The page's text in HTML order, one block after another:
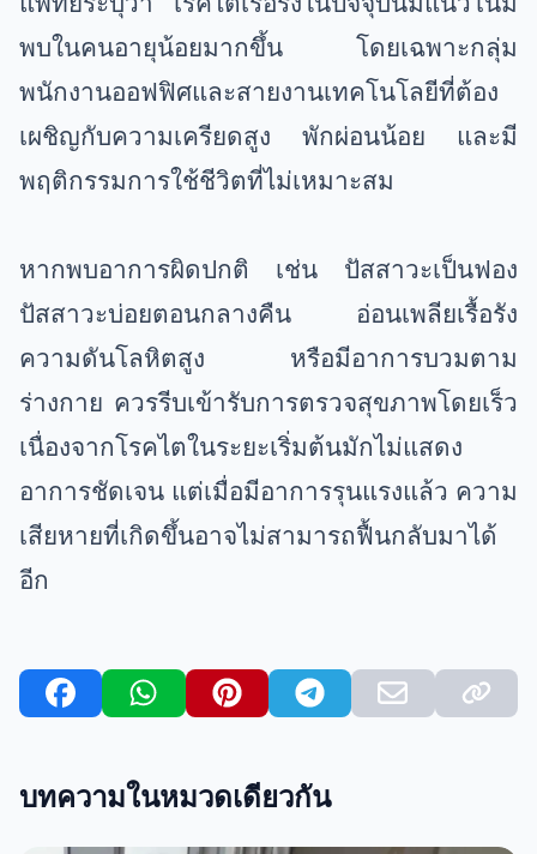
พบในคนอายุน้อยมากขึ้น โดยเฉพาะกลุ่ม
พนักงานออฟฟิศและสายงานเทคโนโลยีที่ต้อง
เผชิญกับความเครียดสูง พักผ่อนน้อย และมี
พฤติกรรมการใช้ชีวิตที่ไม่เหมาะสม
หากพบอาการผิดปกติ เช่น ปัสสาวะเป็นฟอง
ปัสสาวะบ่อยตอนกลางคืน อ่อนเพลียเรื้อรัง
ความดันโลหิตสูง หรือมีอาการบวมตาม
ร่างกาย ควรรีบเข้ารับการตรวจสุขภาพโดยเร็ว
เนื่องจากโรคไตในระยะเริ่มต้นมักไม่แสดง
อาการชัดเจน แต่เมื่อมีอาการรุนแรงแล้ว ความ
เสียหายที่เกิดขึ้นอาจไม่สามารถฟื้นกลับมาได้
อีก
บทความในหมวดเดียวกัน